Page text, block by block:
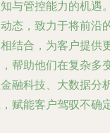
与管控能力的机遇
态，致力于将前沿
结合，为客户提供
帮助他们在复杂多
融科技、大数据分
赋能客户驾驭不确